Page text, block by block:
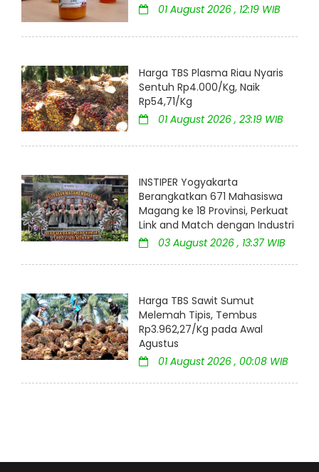
01 August 2026 , 12:19 WIB
Harga TBS Plasma Riau Nyaris
Sentuh Rp4.000/Kg, Naik
Rp54,71/Kg
01 August 2026 , 23:19 WIB
INSTIPER Yogyakarta
Berangkatkan 671 Mahasiswa
Magang ke 18 Provinsi, Perkuat
Link and Match dengan Industri
03 August 2026 , 13:37 WIB
Harga TBS Sawit Sumut
Melemah Tipis, Tembus
Rp3.962,27/Kg pada Awal
Agustus
01 August 2026 , 00:08 WIB